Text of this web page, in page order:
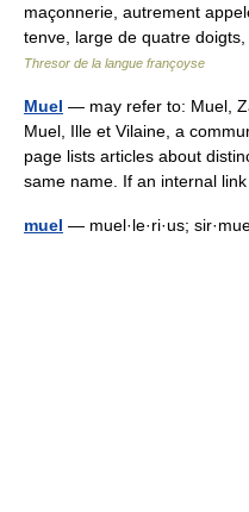
maçonnerie, autrement
tenve, large de quatre
Thresor de la langue françoyse
Muel — may refer to: Muel,
Muel, Ille et Vilaine, a
page lists articles about
same name. If an internal
muel — muel·le·ri·us;